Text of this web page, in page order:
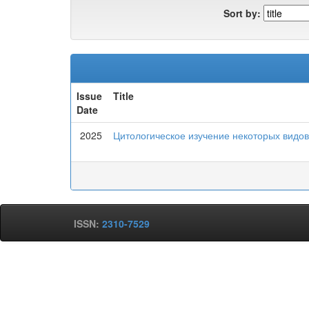
Sort by:
Issue
Date
Title
2025 Цитологическое изучение некоторых
ISSN: 2310-7529